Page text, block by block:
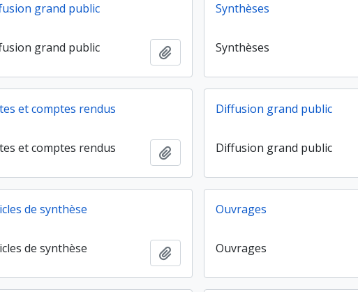
grand public
grand public Ajouter au presse-papier
Synthèses
Synthèses
et comptes rendus
et comptes rendus Ajouter au presse-papier
Diffusion grand public
Diffusion grand public
de synthèse
de synthèse Ajouter au presse-papier
Ouvrages
Ouvrages